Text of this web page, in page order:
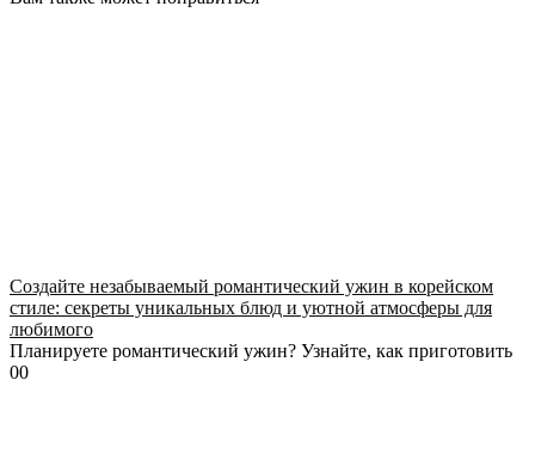
Создайте незабываемый романтический ужин в корейском
стиле: секреты уникальных блюд и уютной атмосферы для
любимого
Планируете романтический ужин? Узнайте, как приготовить
00